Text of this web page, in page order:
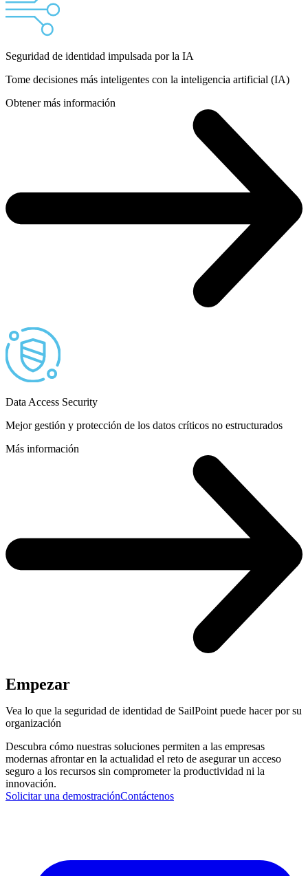
Seguridad de identidad impulsada por la IA
Tome decisiones más inteligentes con la inteligencia artificial (IA)
Obtener más información
Data Access Security
Mejor gestión y protección de los datos críticos no estructurados
Más información
Empezar
Vea lo que la seguridad de identidad de SailPoint puede hacer por su
organización
Descubra cómo nuestras soluciones permiten a las empresas
modernas afrontar en la actualidad el reto de asegurar un acceso
seguro a los recursos sin comprometer la productividad ni la
innovación.
Solicitar una demostraciónContáctenos